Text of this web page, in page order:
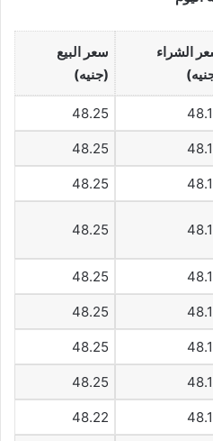
الشراء
سعر البيع
(جنيه)
48.25
48.25
48.25
48.25
48.25
48.25
48.25
48.25
48.22